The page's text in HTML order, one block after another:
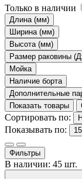
Только в наличии
Длина (мм)
Ширина (мм)
Высота (мм)
Размер раковины
Мойка
Наличие борта
Дополнительные
Показать товары
Сортировать по:
Показывать по: 15
Фильтры
В наличии: 45 шт.